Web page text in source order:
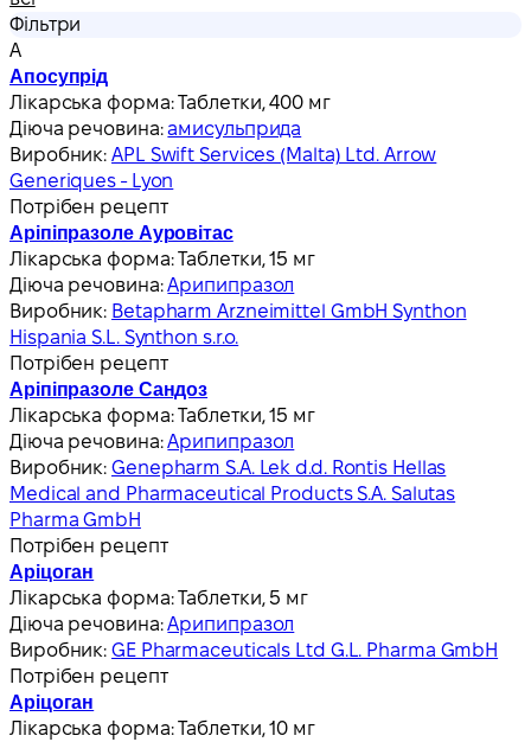
Фільтри
А
Апосупрід
Лікарська форма:Таблетки, 400 мг
Діюча речовина:амисульприда
Виробник:APL Swift Services (Malta) Ltd. Arrow
Generiques - Lyon
Потрібен рецепт
Аріпіпразоле Ауровітас
Лікарська форма:Таблетки, 15 мг
Діюча речовина:Арипипразол
Виробник: Betapharm Arzneimittel GmbH Synthon
Hispania S.L. Synthon s.r.o.
Потрібен рецепт
Аріпіпразоле Сандоз
Лікарська форма:Таблетки, 15 мг
Діюча речовина:Арипипразол
Виробник:Genepharm S.A. Lek d.d. Rontis Hellas
Medical and Pharmaceutical Products S.A. Salutas
Pharma GmbH
Потрібен рецепт
Аріцоган
Лікарська форма:Таблетки, 5 мг
Діюча речовина:Арипипразол
Виробник:GE Pharmaceuticals Ltd G.L. Pharma GmbH
Потрібен рецепт
Аріцоган
Лікарська форма:Таблетки, 10 мг